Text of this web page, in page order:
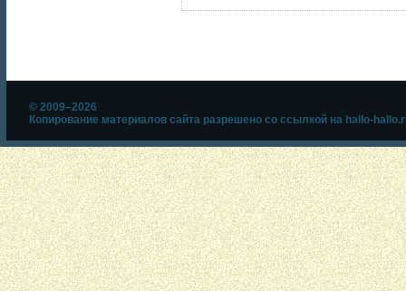
© 2009–2026
Копирование материалов сайта разрешено со ссылкой на hallo-